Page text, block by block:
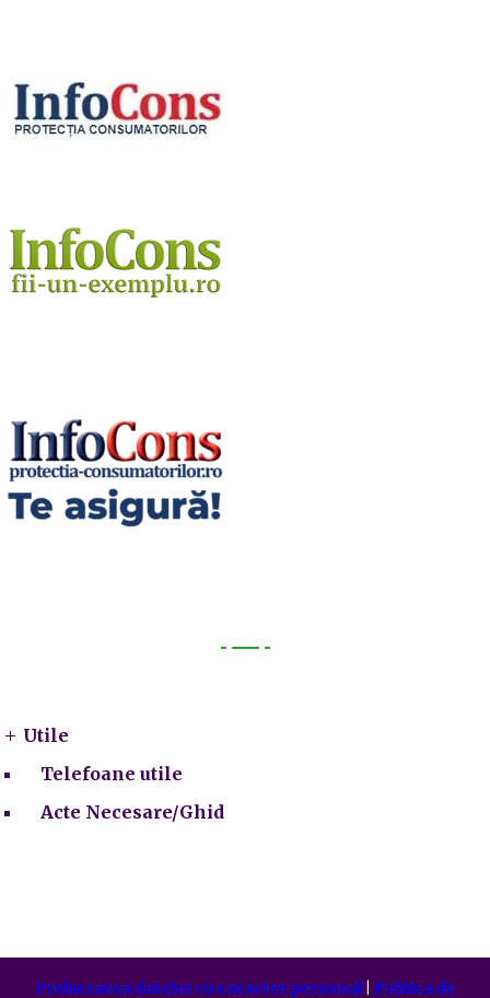
Utile
Telefoane utile
Acte Necesare/Ghid
Prelucrarea datelor cu caracter personal| Politica de